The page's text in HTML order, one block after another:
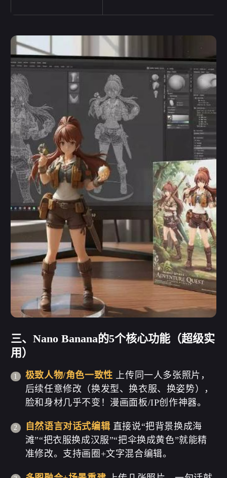
三、Nano Banana的5个核心功能（超级实
用）
极致人物/角色一致性 上传同一人多张照片，
后续任意修改（换发型、换衣服、换姿势），
脸和身材几乎不变！漫画面板/IP创作神器。
自然语言对话式编辑 直接说“把背景换成海
滩”“把衣服换成汉服”“把伞换成黄色”就能精
准修改。支持画圈+文字混合编辑。